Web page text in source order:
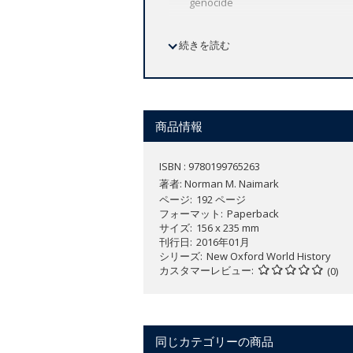
Genocide occurs in every time period
changes over time, depending on
Unlike much of the literature in
subject of major concern, illuminating
influenced recent historical
Holocaust, Rwanda, and Bosnia --
続きを読む
商品情報
ISBN : 9780199765263
著者: Norman M. Naimark
ページ 192 ページ
フォーマット
Paperback
サイズ 156 x 235 mm
刊行日 2016年01月
シリーズ New Oxford World History
カスタマーレビュー
(0)
同じカテゴリーの商品